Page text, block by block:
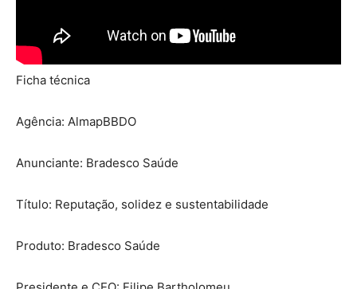
Ficha técnica
Agência: AlmapBBDO
Anunciante: Bradesco Saúde
Título: Reputação, solidez e sustentabilidade
Produto: Bradesco Saúde